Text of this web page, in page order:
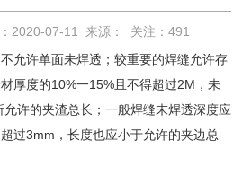
2020-07-11 来源： 关注： 491
允许单面未焊透；较重要的焊缝允许存
厚度的10%一15%且不得超过2M，未
许的夹渣总长；一般焊缝末焊透深度应
过3mm，长度也应小于允许的夹边总